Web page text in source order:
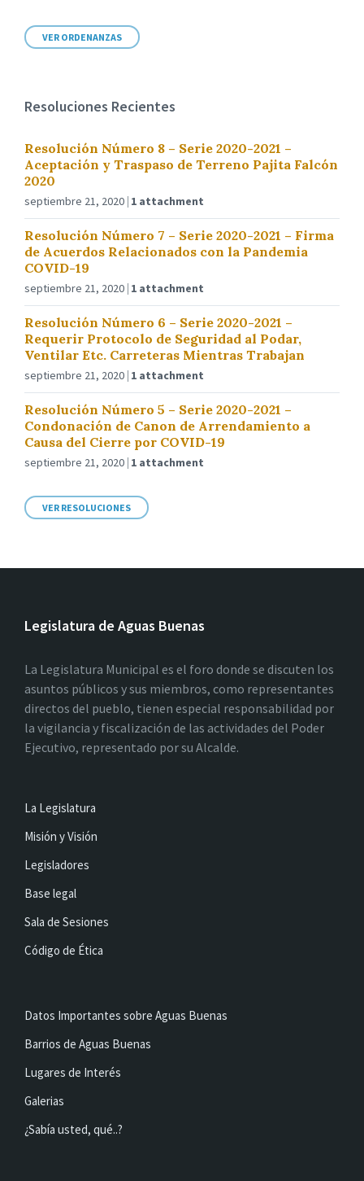
VER ORDENANZAS
Resoluciones Recientes
Resolución Número 8 – Serie 2020-2021 –
Aceptación y Traspaso de Terreno Pajita Falcón
2020
septiembre 21, 2020 1 attachment
Resolución Número 7 – Serie 2020-2021 – Firma
de Acuerdos Relacionados con la Pandemia
COVID-19
septiembre 21, 2020 1 attachment
Resolución Número 6 – Serie 2020-2021 –
Requerir Protocolo de Seguridad al Podar,
Ventilar Etc. Carreteras Mientras Trabajan
septiembre 21, 2020 1 attachment
Resolución Número 5 – Serie 2020-2021 –
Condonación de Canon de Arrendamiento a
Causa del Cierre por COVID-19
septiembre 21, 2020 1 attachment
VER RESOLUCIONES
Legislatura de Aguas Buenas
La Legislatura Municipal es el foro donde se discuten los
asuntos públicos y sus miembros, como representantes
directos del pueblo, tienen especial responsabilidad por
la vigilancia y fiscalización de las actividades del Poder
Ejecutivo, representado por su Alcalde.
La Legislatura
Misión y Visión
Legisladores
Base legal
Sala de Sesiones
Código de Ética
Datos Importantes sobre Aguas Buenas
Barrios de Aguas Buenas
Lugares de Interés
Galerias
¿Sabía usted, qué..?